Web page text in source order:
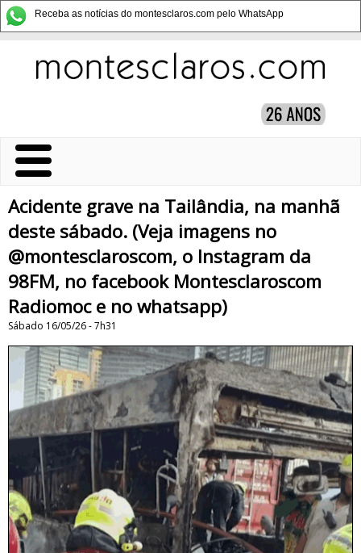
Receba as notícias do montesclaros.com pelo WhatsApp
Acidente grave na Tailândia, na manhã
deste sábado. (Veja imagens no
@montesclaroscom, o Instagram da
98FM, no facebook Montesclaroscom
Radiomoc e no whatsapp)
Sábado 16/05/26 - 7h31